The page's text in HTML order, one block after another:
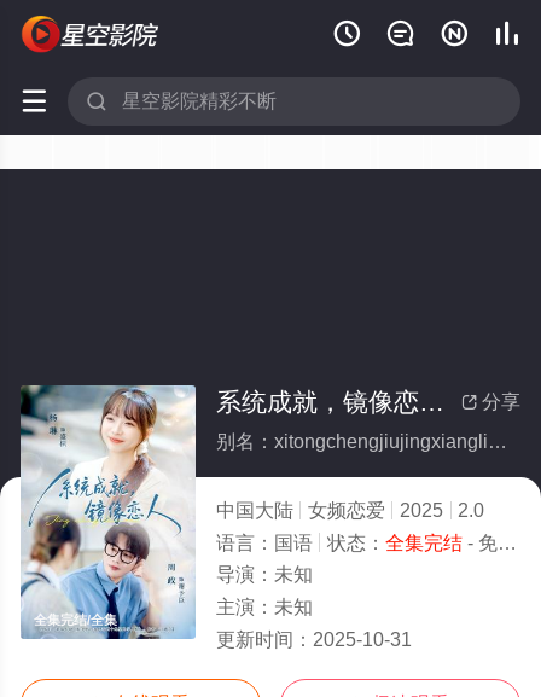
   
 
全集完结/全集
 分享
系统成就，镜像恋人(全集)
别名：xitongchengjiujingxianglianren
中国大陆 女频恋爱 2025
2.0
语言： 国语 状态： 全集完结- 免费在线观看
导演： 未知
主演： 未知
更新时间： 2025-10-31